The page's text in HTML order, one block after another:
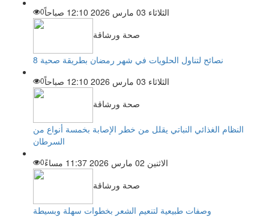
الثلاثاء 03 مارس 2026 12:10 صباحاً
0
صحة ورشاقة
8 نصائح لتناول الحلويات في شهر رمضان بطريقة صحية
الثلاثاء 03 مارس 2026 12:10 صباحاً
0
صحة ورشاقة
النظام الغذائي النباتي يقلل من خطر الإصابة بخمسة أنواع من
السرطان
الاثنين 02 مارس 2026 11:37 مساءً
0
صحة ورشاقة
وصفات طبيعية لتنعيم الشعر بخطوات سهلة وبسيطة